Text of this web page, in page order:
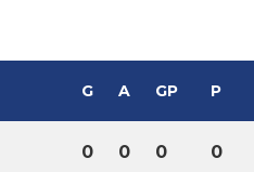
G A GP P
0 0 0 0